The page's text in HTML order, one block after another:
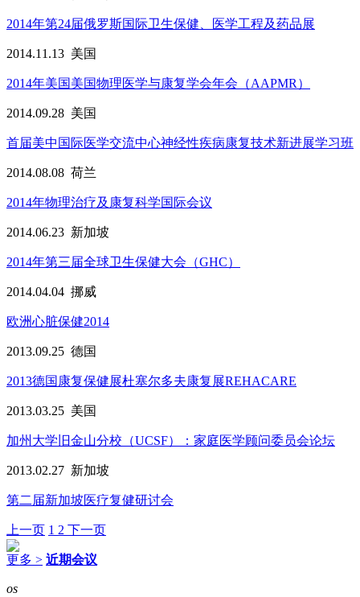
2014年第24届俄罗斯国际卫生保健、医学工程及药品展
2014.11.13 美国
2014年美国美国物理医学与康复学会年会（AAPMR）
2014.09.28 美国
首届美中国际医学交流中心神经性疾病康复技术新进展学习班
2014.08.08 荷兰
2014年物理治疗及康复科学国际会议
2014.06.23 新加坡
2014年第三届全球卫生保健大会（GHC）
2014.04.04 挪威
欧洲心脏保健2014
2013.09.25 德国
2013德国康复保健展杜塞尔多夫康复展REHACARE
2013.03.25 美国
加州大学旧金山分校（UCSF）：家庭医学顾问委员会论坛
2013.02.27 新加坡
第二届新加坡医疗复健研讨会
上一页 1 2 下一页
更多 > 近期会议
os